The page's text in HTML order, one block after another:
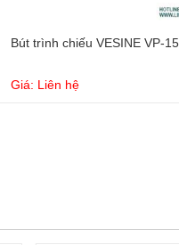
Giỏ hàng
Bút trình chiếu VESINE VP-
Giá: Liên hệ